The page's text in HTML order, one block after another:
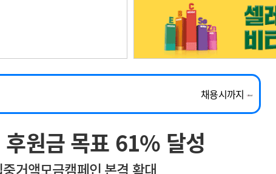
지필공 지원책
수련환경 개선
의과대학 입시
공시
광고안내
~2026-08-31
채용시까지
채용시까지
~2026-08-15
~2026-08-31
원금 목표 61% 달성
거액모금캠페인 본격 확대